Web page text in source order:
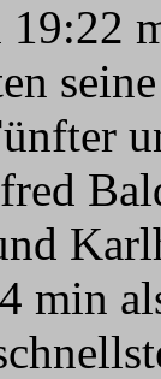
19:22
min